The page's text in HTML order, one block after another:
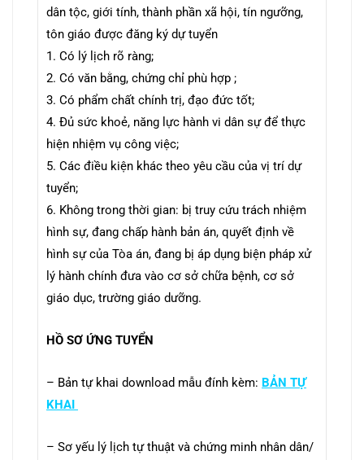
dân tộc, giới tính, thành phần xã hội, tín ngưỡng,
tôn giáo được đăng ký dự tuyển
1. Có lý lịch rõ ràng;
2. Có văn bằng, chứng chỉ phù hợp ;
3. Có phẩm chất chính trị, đạo đức tốt;
4. Đủ sức khoẻ, năng lực hành vi dân sự để thực
hiện nhiệm vụ công việc;
5. Các điều kiện khác theo yêu cầu của vị trí dự
tuyển;
6. Không trong thời gian: bị truy cứu trách nhiệm
hình sự, đang chấp hành bản án, quyết định về
hình sự của Tòa án, đang bị áp dụng biện pháp xử
lý hành chính đưa vào cơ sở chữa bệnh, cơ sở
giáo dục, trường giáo dưỡng.
HỒ SƠ ỨNG TUYỂN
– Bản tự khai download mẫu đính kèm: BẢN TỰ
KHAI
– Sơ yếu lý lịch tự thuật và chứng minh nhân dân/